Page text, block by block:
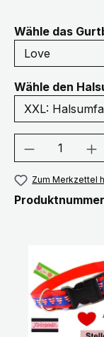
Wähle das
Wähle den
Produkt
Zum Merkzettel